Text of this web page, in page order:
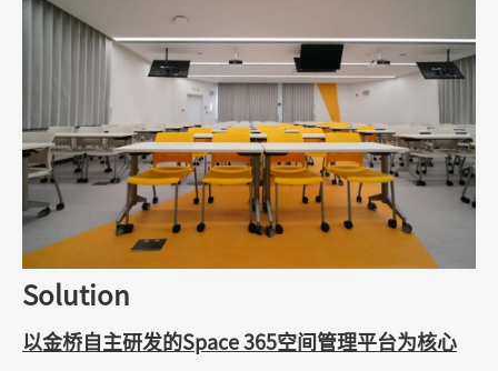
Solution
以金桥自主研发的Space 365空间管理平台为核心